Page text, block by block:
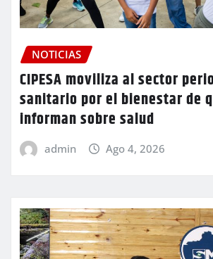
NOTICIAS
CIPESA moviliza al sector
sanitario por el bienestar de
informan sobre salud
admin Ago 4, 2026